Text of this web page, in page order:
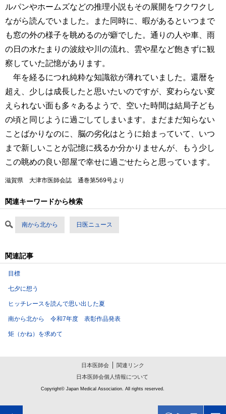
ルパンやホームズなどの推理小説もその展開をワクワクし
ながら読んでいました。また同時に、暇があるといつまで
も窓の外の様子を眺めるのが癖でした。通りの人や車、雨
の日の水たまりの波紋や川の流れ、雲や星など飽きずに観
察していた記憶があります。
年を経るにつれ純粋な知識欲が薄れていました。還暦を
超え、少しは成長したと思いたいのですが、変わらない変
えられない面も多々あるようで、空いた時間は結局子ども
の頃と同じように過ごしてしまいます。まだまだ知らない
ことばかりなのに、脳の劣化はとうに始まっていて、いつ
まで新しいことが記憶に残るか分かりませんが、もう少し
この眺めの良い部屋で幸せに過ごせたらと思っています。
滋賀県 大津市医師会誌 通巻第569号より
関連キーワードから検索
南から北から 日医ニュース
関連記事
目標
七夕に想う
ヒッチレースを読んで思い出した夏
南から北から 令和7年度 表彰作品発表
矩（かね）を求めて
日本医師会
関連リンク
日本医師会個人情報について
Copyright© Japan Medical Association. All rights reserved.